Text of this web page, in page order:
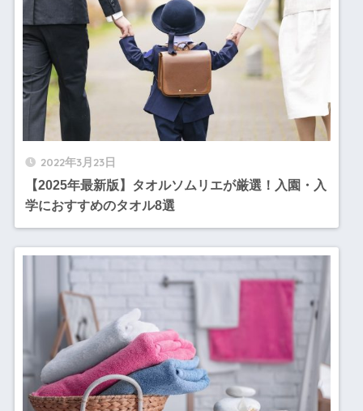
2022年3月23日
【2025年最新版】タオルソムリエが厳選！入園・入
学におすすめのタオル8選